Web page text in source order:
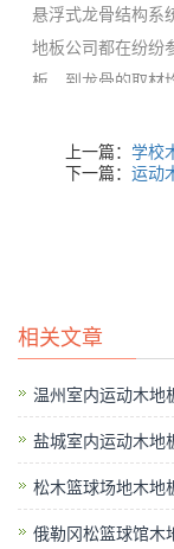
悬浮式龙骨结构系
地板公司都在纷纷
板、到龙骨的取材
地板厂家]
稍次些，C级则不
虫眼。欧氏地板从
木材，就算是表面
到焕然一新。我国
取材中国东北和俄
实耐磨。原木产地
上一篇： 学校
下一篇： 运动
相关文章
温州室内运动木地
盐城室内运动木地
松木篮球场地木地
俄勒冈松篮球馆木